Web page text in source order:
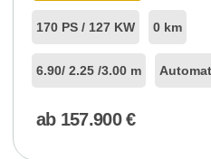
170 PS / 127 KW 0 km
6.90/ 2.25 /3.00 m
ab 157.900€